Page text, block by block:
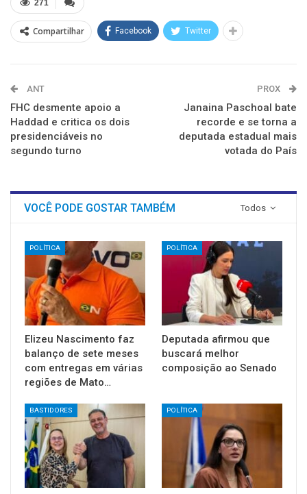
janela) janela)
271
Compartilhar Facebook Twitter
ANT
FHC desmente apoio a
Haddad e critica os dois
presidenciáveis no
segundo turno
PROX
Janaina Paschoal bate
recorde e se torna a
deputada estadual mais
votada do País
Todos
VOCÊ PODE GOSTAR TAMBÉM
POLÍTICA
Elizeu Nascimento faz
balanço de sete meses
com entregas em várias
regiões de Mato…
POLÍTICA
Deputada afirmou que
buscará melhor
composição ao Senado
BASTIDORES POLÍTICA